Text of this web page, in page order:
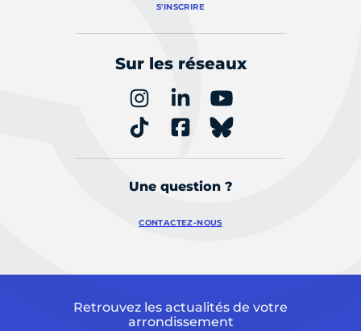
S'INSCRIRE
Sur les réseaux
Une question ?
CONTACTEZ-NOUS
Retrouvez les actualités de votre
arrondissement